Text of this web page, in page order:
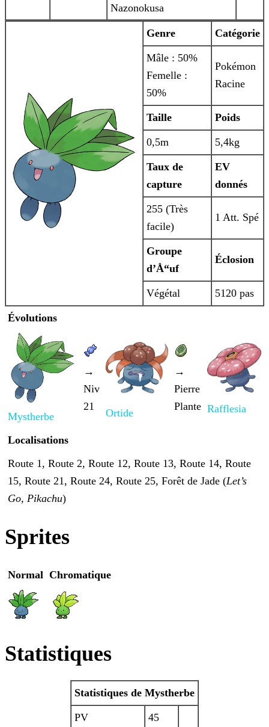
Nazonokusa
Genre Catégorie
Mâle : 50%
Femelle :
50%
Pokémon
Racine
Taille Poids
0,5m 5,4kg
Taux de
capture
EV
donnés
255 (Très
facile)
1 Att. Spé
Groupe
d’Å“uf
Éclosion
Végétal 5120 pas
Évolutions
Mystherbe
→
Niv
21
Ortide
→
Pierre
Plante Rafflesia
Localisations
Route 1, Route 2, Route 12, Route 13, Route 14, Route
15, Route 21, Route 24, Route 25, Forêt de Jade (Let’s
Go, Pikachu)
Sprites
Normal Chromatique
Statistiques
Statistiques de Mystherbe
PV 45